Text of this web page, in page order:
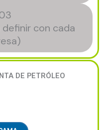
con cada
DE PETRÓLEO